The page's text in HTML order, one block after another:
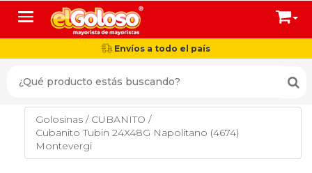
Toggle navigation
Envíos a todo el país
Golosinas / CUBANITO /
Cubanito Tubin 24X48G Napolitano (4674)
Montevergi